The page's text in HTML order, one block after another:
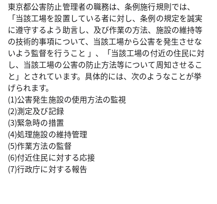
東京都公害防止管理者の職務は、条例施行規則では、
「当該工場を設置している者に対し、条例の規定を誠実
に遵守するよう助言し、及び作業の方法、施設の維持等
の技術的事項について、当該工場から公害を発生させな
いよう監督を行うこと 」、「当該工場の付近の住民に対
し、当該工場の公害の防止方法等について周知させるこ
と」とされています。具体的には、次のようなことが挙
げられます。
(1)公害発生施設の使用方法の監視
(2)測定及び記録
(3)緊急時の措置
(4)処理施設の維持管理
(5)作業方法の監督
(6)付近住民に対する応接
(7)行政庁に対する報告